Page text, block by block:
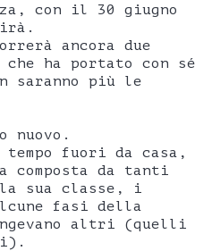
con il 30 giugno
ancora due
ha portato con sé
saranno più le
nuovo.
fuori da casa,
composta da tanti
sua classe, i
fasi della
altri (quelli